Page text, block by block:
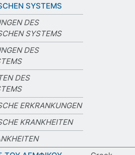
SYSTEMS
DES
SYSTEMS
DES
DES
ERKRANKUNGEN
KRANKHEITEN